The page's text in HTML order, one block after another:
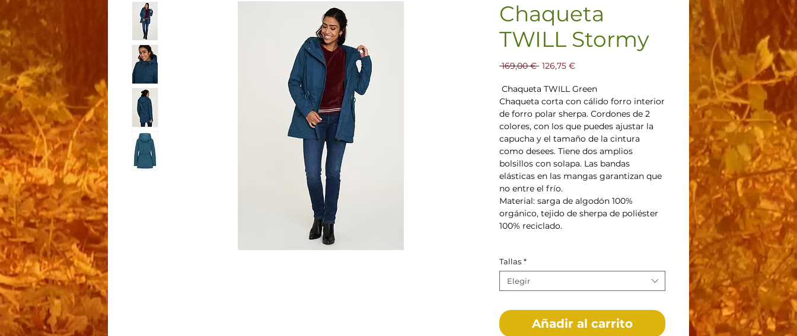
Chaqueta
TWILL Stormy
169,00 € Precio
126,75 €Precio
oferta
Chaqueta TWILL Green
Chaqueta corta con cálido forro interior
de forro polar sherpa. Cordones de 2
colores, con los que puedes ajustar la
capucha y el tamaño de la cintura
como desees. Tiene dos amplios
bolsillos con solapa. Las bandas
elásticas en las mangas garantizan que
no entre el frío.
Material: sarga de algodón 100%
orgánico, tejido de sherpa de poliéster
100% reciclado.
Tallas *
Elegir
Añadir al carrito